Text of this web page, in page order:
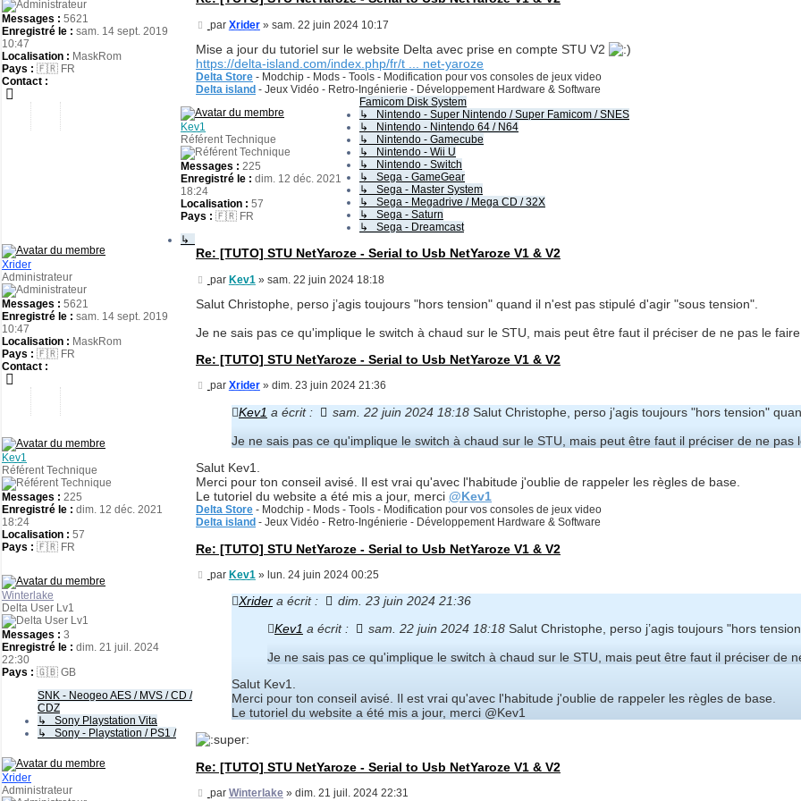
Messages : 5621
Enregistré le : sam. 14 sept. 2019
10:47
Localisation : MaskRom
Pays : 🇫🇷 FR
Contact :
Message
par Xrider» sam. 22 juin 2024 10:17
Mise a jour du tutoriel sur le website Delta avec prise en compte STU V2
https://delta-island.com/index.php/fr/t ... net-yaroze
Delta Store - Modchip - Mods - Tools - Modification pour vos consoles de jeux video
Delta island - Jeux Vidéo - Retro-Ingénierie - Développement Hardware & Software
Kev1
Référent Technique
Messages : 225
Enregistré le : dim. 12 déc. 2021
18:24
Localisation : 57
Pays : 🇫🇷 FR
Re: [TUTO] STU NetYaroze - Serial to Usb NetYaroze V1 & V2
Message
par Kev1 » sam. 22 juin 2024 18:18
Salut Christophe, perso j’agis toujours "hors tension" quand il n'est pas stipulé d'agir "sous tension".
Je ne sais pas ce qu'implique le switch à chaud sur le STU, mais peut être faut il préciser de ne pas le
Xrider
Administrateur
Messages : 5621
Enregistré le : sam. 14 sept. 2019
10:47
Localisation : MaskRom
Pays : 🇫🇷 FR
Contact :
Re: [TUTO] STU NetYaroze - Serial to Usb NetYaroze V1 & V2
Message
par Xrider» dim. 23 juin 2024 21:36
Kev1 a écrit : sam. 22 juin 2024 18:18 Salut Christophe, perso j’agis toujours "hors tension"
Je ne sais pas ce qu'implique le switch à chaud sur le STU, mais peut être faut il préciser de ne pas
Salut Kev1.
Merci pour ton conseil avisé. Il est vrai qu'avec l'habitude j'oublie de rappeler les règles de base.
Le tutoriel du website a été mis a jour, merci @Kev1
Delta Store - Modchip - Mods - Tools - Modification pour vos consoles de jeux video
Delta island - Jeux Vidéo - Retro-Ingénierie - Développement Hardware & Software
Kev1
Référent Technique
Messages : 225
Enregistré le : dim. 12 déc. 2021
18:24
Localisation : 57
Pays : 🇫🇷 FR Re: [TUTO] STU NetYaroze - Serial to Usb NetYaroze V1 & V2
Message
par Kev1» lun. 24 juin 2024 00:25
Xrider a écrit :
dim. 23 juin 2024 21:36
Kev1 a écrit : sam. 22 juin 2024 18:18 Salut Christophe, perso j’agis toujours "hors
Je ne sais pas ce qu'implique le switch à chaud sur le STU, mais peut être faut il préciser de
Salut Kev1.
Merci pour ton conseil avisé. Il est vrai qu'avec l'habitude j'oublie de rappeler les règles de base.
Le tutoriel du website a été mis a jour, merci @Kev1
Winterlake
Delta User Lv1
Messages : 3
Enregistré le : dim. 21 juil. 2024
22:30
Pays : 🇬🇧 GB
Re: [TUTO] STU NetYaroze - Serial to Usb NetYaroze V1 & V2
Message
par Winterlake» dim. 21 juil. 2024 22:31
Xrider
Administrateur
Famicom Disk System
↳ Nintendo - Super Nintendo / Super Famicom / SNES
↳ Nintendo - Nintendo 64 / N64
↳ Nintendo - Gamecube
↳ Nintendo - Wii U
↳ Nintendo - Switch
↳ Sega - GameGear
↳ Sega - Master System
↳ Sega - Megadrive / Mega CD / 32X
↳ Sega - Saturn
↳ Sega - Dreamcast
↳
SNK - Neogeo AES / MVS / CD /
CDZ
↳ Sony Playstation Vita
↳ Sony - Playstation / PS1 /